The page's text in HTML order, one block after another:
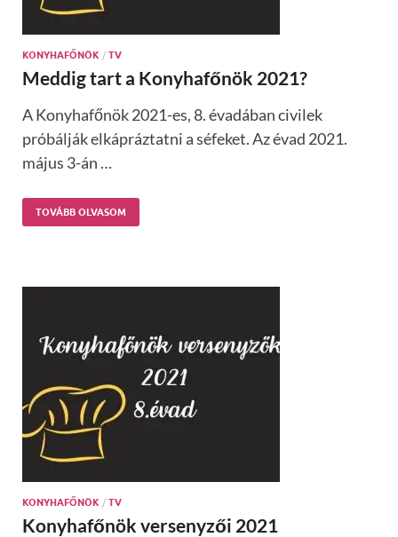
KONYHAFŐNÖK / TV
Meddig tart a Konyhafőnök 2021?
A Konyhafőnök 2021-es, 8. évadában civilek
próbálják elkápráztatni a séfeket. Az évad 2021.
május 3-án …
TOVÁBB OLVASOM
KONYHAFŐNÖK / TV
Konyhafőnök versenyzői 2021